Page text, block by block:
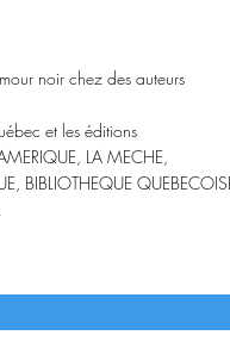
noir chez des auteurs
et les éditions
LA MECHE,
BIBLIOTHEQUE